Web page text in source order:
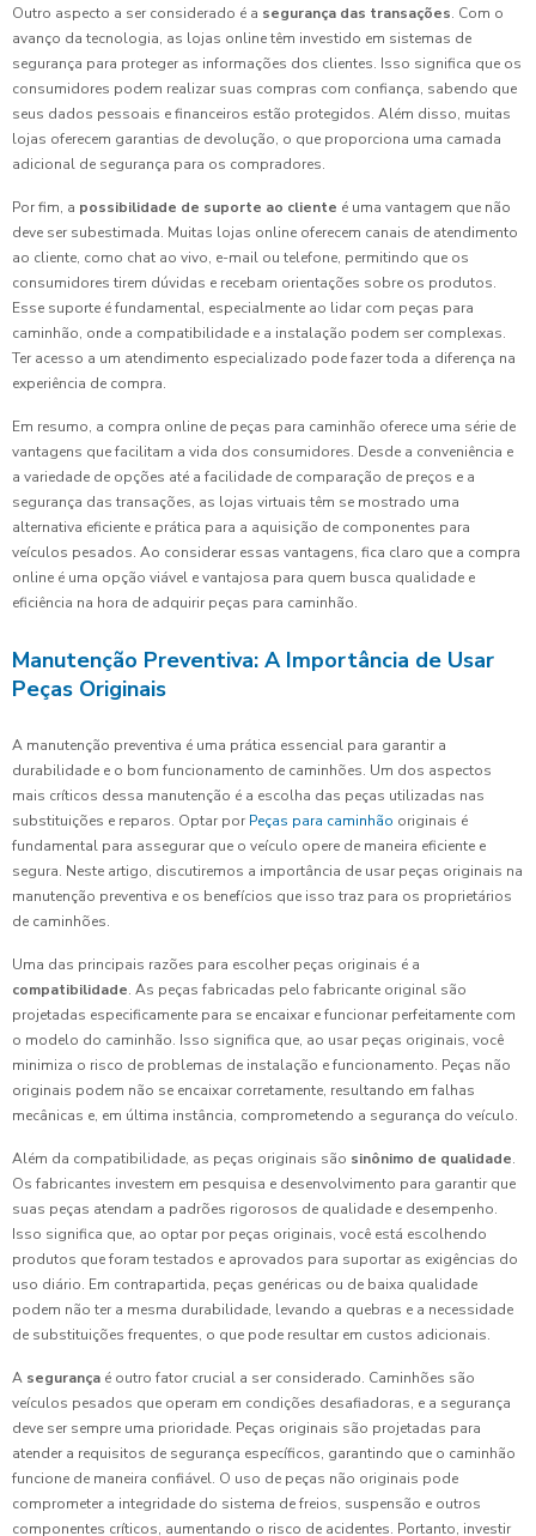
Outro aspecto a ser considerado é a segurança das transações. Com o
avanço da tecnologia, as lojas online têm investido em sistemas de
segurança para proteger as informações dos clientes. Isso significa que os
consumidores podem realizar suas compras com confiança, sabendo que
seus dados pessoais e financeiros estão protegidos. Além disso, muitas
lojas oferecem garantias de devolução, o que proporciona uma camada
adicional de segurança para os compradores.
Por fim, a possibilidade de suporte ao cliente é uma vantagem que não
deve ser subestimada. Muitas lojas online oferecem canais de atendimento
ao cliente, como chat ao vivo, e-mail ou telefone, permitindo que os
consumidores tirem dúvidas e recebam orientações sobre os produtos.
Esse suporte é fundamental, especialmente ao lidar com peças para
caminhão, onde a compatibilidade e a instalação podem ser complexas.
Ter acesso a um atendimento especializado pode fazer toda a diferença na
experiência de compra.
Em resumo, a compra online de peças para caminhão oferece uma série de
vantagens que facilitam a vida dos consumidores. Desde a conveniência e
a variedade de opções até a facilidade de comparação de preços e a
segurança das transações, as lojas virtuais têm se mostrado uma
alternativa eficiente e prática para a aquisição de componentes para
veículos pesados. Ao considerar essas vantagens, fica claro que a compra
online é uma opção viável e vantajosa para quem busca qualidade e
eficiência na hora de adquirir peças para caminhão.
Manutenção Preventiva: A Importância de Usar
Peças Originais
A manutenção preventiva é uma prática essencial para garantir a
durabilidade e o bom funcionamento de caminhões. Um dos aspectos
mais críticos dessa manutenção é a escolha das peças utilizadas nas
substituições e reparos. Optar por Peças para caminhão originais é
fundamental para assegurar que o veículo opere de maneira eficiente e
segura. Neste artigo, discutiremos a importância de usar peças originais na
manutenção preventiva e os benefícios que isso traz para os proprietários
de caminhões.
Uma das principais razões para escolher peças originais é a
compatibilidade. As peças fabricadas pelo fabricante original são
projetadas especificamente para se encaixar e funcionar perfeitamente com
o modelo do caminhão. Isso significa que, ao usar peças originais, você
minimiza o risco de problemas de instalação e funcionamento. Peças não
originais podem não se encaixar corretamente, resultando em falhas
mecânicas e, em última instância, comprometendo a segurança do veículo.
Além da compatibilidade, as peças originais são sinônimo de qualidade.
Os fabricantes investem em pesquisa e desenvolvimento para garantir que
suas peças atendam a padrões rigorosos de qualidade e desempenho.
Isso significa que, ao optar por peças originais, você está escolhendo
produtos que foram testados e aprovados para suportar as exigências do
uso diário. Em contrapartida, peças genéricas ou de baixa qualidade
podem não ter a mesma durabilidade, levando a quebras e a necessidade
de substituições frequentes, o que pode resultar em custos adicionais.
A segurança é outro fator crucial a ser considerado. Caminhões são
veículos pesados que operam em condições desafiadoras, e a segurança
deve ser sempre uma prioridade. Peças originais são projetadas para
atender a requisitos de segurança específicos, garantindo que o caminhão
funcione de maneira confiável. O uso de peças não originais pode
comprometer a integridade do sistema de freios, suspensão e outros
componentes críticos, aumentando o risco de acidentes. Portanto, investir